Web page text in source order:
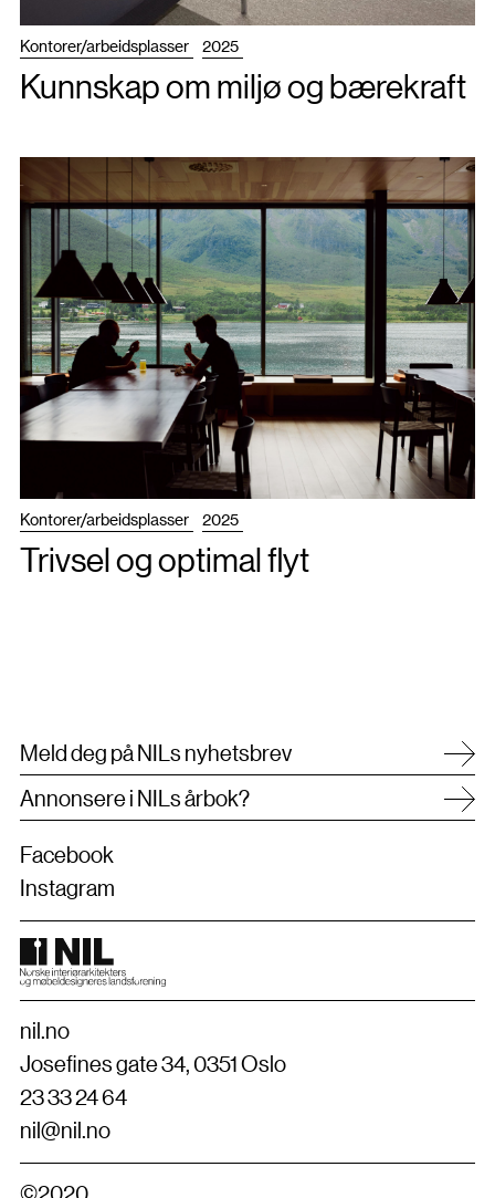
Kontorer/arbeidsplasser 2025
Kunnskap om miljø og bærekraft
Kontorer/arbeidsplasser 2025
Trivsel og optimal flyt
Meld deg på NILs nyhetsbrev
Annonsere i NILs årbok?
nil.no
Josefines gate 34, 0351 Oslo
23 33 24 64
nil@nil.no
©2020
Facebook
Instagram